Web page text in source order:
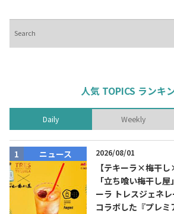
索
人気 TOPICS ランキ
Daily Weekly
ニュース 2026/08/01
【テキーラ×梅干
「立ち喰い梅干し
ーラ トレスジェネ
コラボした『プレ